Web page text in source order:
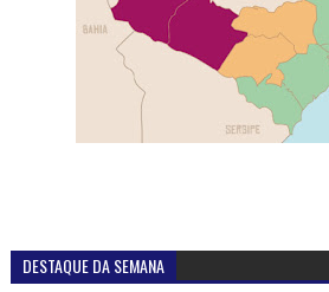
DESTAQUE DA SEMANA